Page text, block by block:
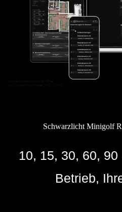
Schwarzlicht Minigolf
10, 15, 30, 60,
Betrieb,